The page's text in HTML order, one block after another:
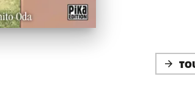
arrow_forward